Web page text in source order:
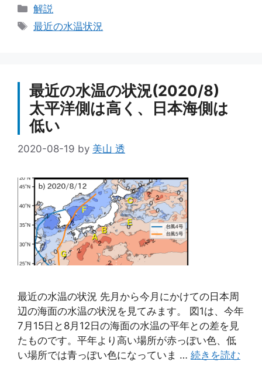
カ
テ
解説
タ
最近の水温状況
最近の水温の状況(2020/8)
太平洋側は高く、日本海側は
低い
2020-08-19 by 美山 透
最近の水温の状況 先月から今月にかけての日本周
辺の海面の水温の状況を見てみます。 図1は、今年
7月15日と8月12日の海面の水温の平年との差を見
たものです。平年より高い場所が赤っぽい色、低
い場所では青っぽい色になっていま … 続きを読む